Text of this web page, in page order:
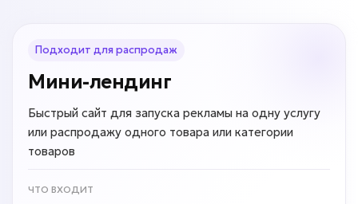
Подходит для распродаж
Мини-лендинг
Быстрый сайт для запуска рекламы на одну услугу
или распродажу одного товара или категории
товаров
ЧТО ВХОДИТ